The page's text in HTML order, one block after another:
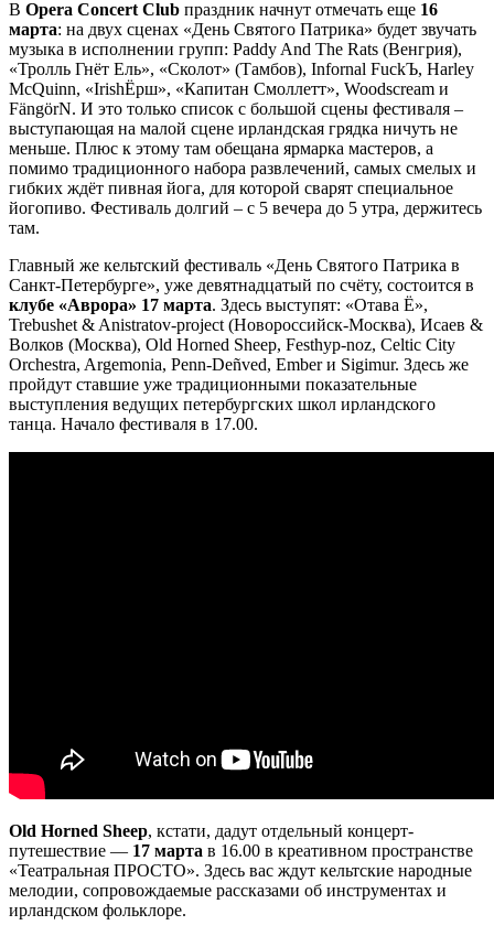
В Opera Concert Club праздник начнут отмечать еще 16
марта: на двух сценах «День Святого Патрика» будет звучать
музыка в исполнении групп: Paddy And The Rats (Венгрия),
«Тролль Гнёт Ель», «Сколот» (Тамбов), Infornal FuckЪ, Harley
McQuinn, «IrishЁрш», «Капитан Смоллетт», Woodscream и
FängörN. И это только список с большой сцены фестиваля –
выступающая на малой сцене ирландская грядка ничуть не
меньше. Плюс к этому там обещана ярмарка мастеров, а
помимо традиционного набора развлечений, самых смелых и
гибких ждёт пивная йога, для которой сварят специальное
йогопиво. Фестиваль долгий – с 5 вечера до 5 утра, держитесь
там.
Главный же кельтский фестиваль «День Святого Патрика в
Санкт-Петербурге», уже девятнадцатый по счёту, состоится в
клубе «Аврора» 17 марта. Здесь выступят: «Отава Ё»,
Trebushet & Anistratov-project (Новороссийск-Москва), Исаев &
Волков (Москва), Old Horned Sheep, Festhyp-noz, Celtic City
Orchestra, Argemonia, Penn-Deñved, Ember и Sigimur. Здесь же
пройдут ставшие уже традиционными показательные
выступления ведущих петербургских школ ирландского
танца. Начало фестиваля в 17.00.
Old Horned Sheep, кстати, дадут отдельный концерт-
путешествие — 17 марта в 16.00 в креативном пространстве
«Театральная ПРОСТО». Здесь вас ждут кельтские народные
мелодии, сопровождаемые рассказами об инструментах и
ирландском фольклоре.